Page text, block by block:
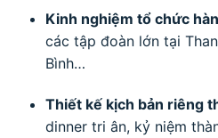
Kinh nghiệm tổ chức
các tập đoàn lớn tại
Bình…
Thiết kế kịch bản riêng
dinner tri ân, kỷ niệm